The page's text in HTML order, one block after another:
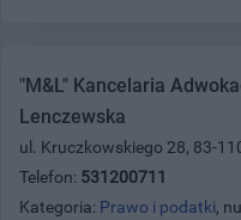
"M&L" Kancelaria
Lenczewska
ul. Kruczkowskiego 28, 83-
Telefon: 531200711
Kategoria: Prawo i podatki,